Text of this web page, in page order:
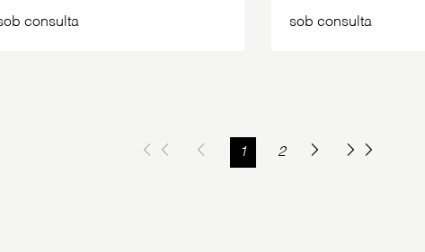
consulta sob consulta
1 2